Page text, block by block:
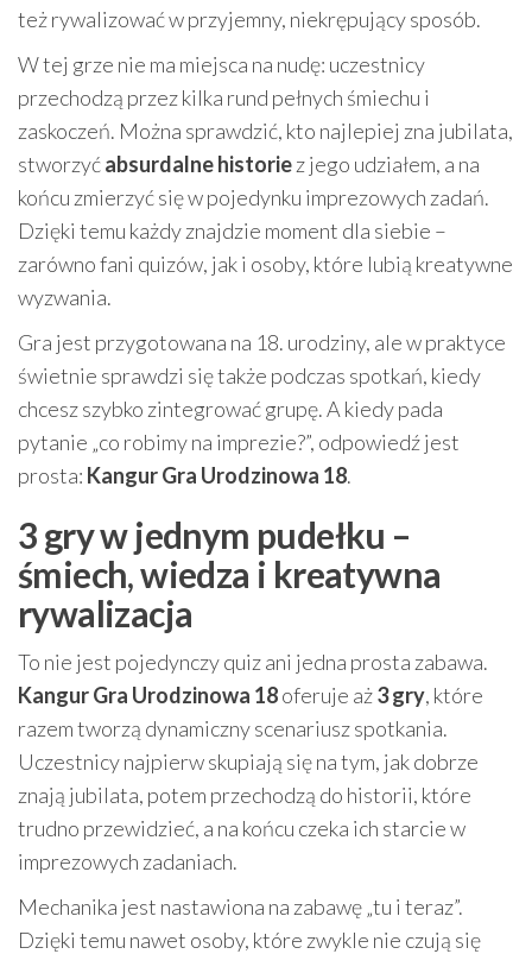
też rywalizować w przyjemny, niekrępujący sposób.
W tej grze nie ma miejsca na nudę: uczestnicy
przechodzą przez kilka rund pełnych śmiechu i
zaskoczeń. Można sprawdzić, kto najlepiej zna jubilata,
stworzyćabsurdalne historiez jego udziałem, a na
końcu zmierzyć się w pojedynku imprezowych zadań.
Dzięki temu każdy znajdzie moment dla siebie –
zarówno fani quizów, jak i osoby, które lubią kreatywne
wyzwania.
Gra jest przygotowana na 18. urodziny, ale w praktyce
świetnie sprawdzi się także podczas spotkań, kiedy
chcesz szybko zintegrować grupę. A kiedy pada
pytanie „co robimy na imprezie?”, odpowiedź jest
prosta: Kangur Gra Urodzinowa 18.
3 gry w jednym pudełku –
śmiech, wiedza i kreatywna
rywalizacja
To nie jest pojedynczy quiz ani jedna prosta zabawa.
Kangur Gra Urodzinowa 18oferuje aż3 gry, które
razem tworzą dynamiczny scenariusz spotkania.
Uczestnicy najpierw skupiają się na tym, jak dobrze
znają jubilata, potem przechodzą do historii, które
trudno przewidzieć, a na końcu czeka ich starcie w
imprezowych zadaniach.
Mechanika jest nastawiona na zabawę „tu i teraz”.
Dzięki temu nawet osoby, które zwykle nie czują się